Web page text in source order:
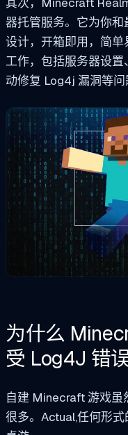
器托管服务。它为你
设计，开箱即用，简
工作，包括服务器设
动修复 Log4j 漏洞等问
为什么
受 Log4J 错
自建 Minecraft 游戏虽
很多。Actual,任何形